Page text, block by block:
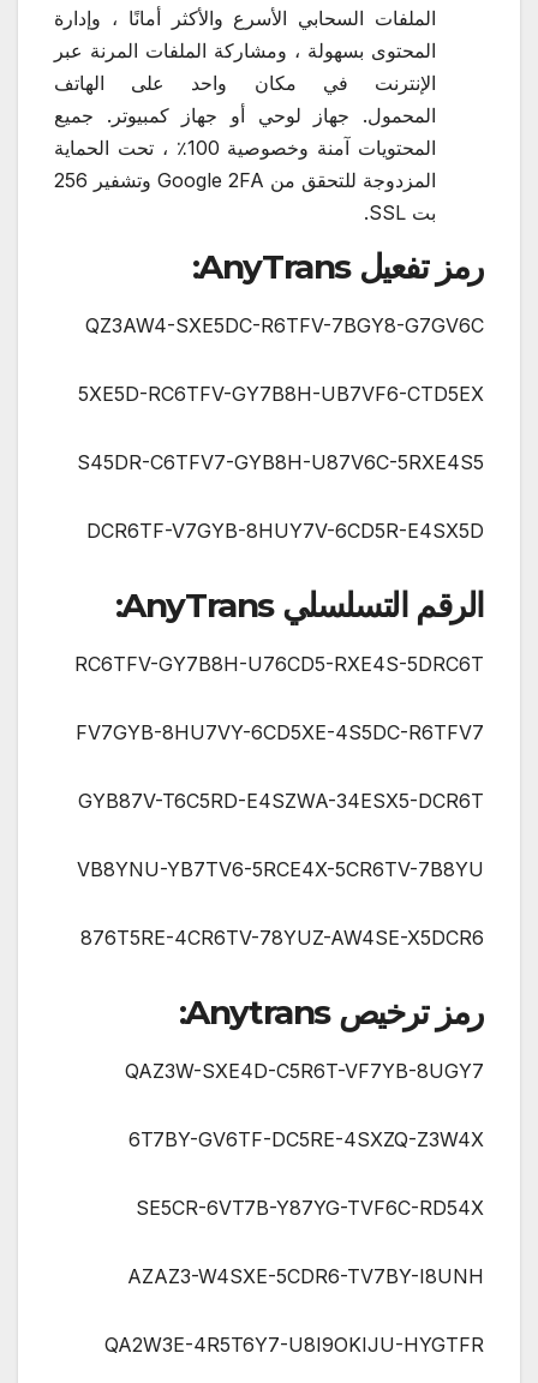
الملفات السحابي الأسرع والأكثر أمانًا ، وإدارة
المحتوى بسهولة ، ومشاركة الملفات المرنة عبر
الإنترنت في مكان واحد على الهاتف
المحمول. جهاز لوحي أو جهاز كمبيوتر. جميع
المحتويات آمنة وخصوصية 100٪ ، تحت الحماية
المزدوجة للتحقق من Google 2FA وتشفير 256
بت SSL.
رمز تفعيل AnyTrans:
QZ3AW4-SXE5DC-R6TFV-7BGY8-G7GV6C
5XE5D-RC6TFV-GY7B8H-UB7VF6-CTD5EX
S45DR-C6TFV7-GYB8H-U87V6C-5RXE4S5
DCR6TF-V7GYB-8HUY7V-6CD5R-E4SX5D
الرقم التسلسلي AnyTrans:
RC6TFV-GY7B8H-U76CD5-RXE4S-5DRC6T
FV7GYB-8HU7VY-6CD5XE-4S5DC-R6TFV7
GYB87V-T6C5RD-E4SZWA-34ESX5-DCR6T
VB8YNU-YB7TV6-5RCE4X-5CR6TV-7B8YU
876T5RE-4CR6TV-78YUZ-AW4SE-X5DCR6
رمز ترخيص Anytrans:
QAZ3W-SXE4D-C5R6T-VF7YB-8UGY7
6T7BY-GV6TF-DC5RE-4SXZQ-Z3W4X
SE5CR-6VT7B-Y87YG-TVF6C-RD54X
AZAZ3-W4SXE-5CDR6-TV7BY-I8UNH
QA2W3E-4R5T6Y7-U8I9OKIJU-HYGTFR